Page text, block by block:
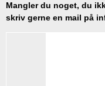
Mangler du noget, du
skriv gerne en mail på